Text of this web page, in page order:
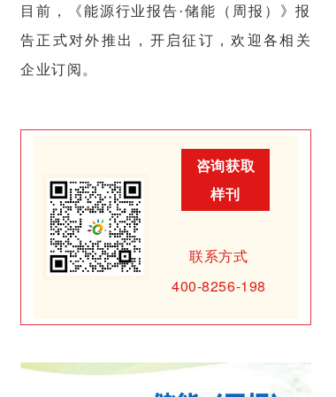
目前，《能源行业报告·储能（周报）》报
告正式对外推出，开启征订，欢迎各相关
企业订阅。
咨询获取
样刊
联系方式
400-8256-198